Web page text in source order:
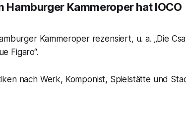
Hamburger Kammeroper hat IOCO
Kammeroper rezensiert, u. a. „Die
Figaro“.
nach Werk, Komponist, Spielstätte und